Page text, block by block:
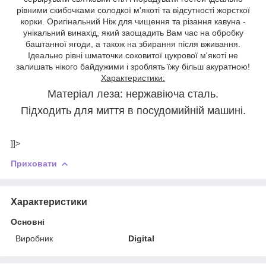
рівними скибочками солодкої м'якоті та відсутності жорсткої
корки. Оригінальний Ніж для чищення та різання кавуна -
унікальний винахід, який заощадить Вам час на обробку
баштанної ягоди, а також на збирання після вживання.
Ідеально рівні шматочки соковитої цукрової м'якоті не
залишать нікого байдужими і зроблять їжу більш акуратною!
Характеристики:
Матеріал леза: нержавіюча сталь.
Підходить для миття в посудомийній машині.
]]>
Приховати
Характеристики
Основні
Виробник
Digital